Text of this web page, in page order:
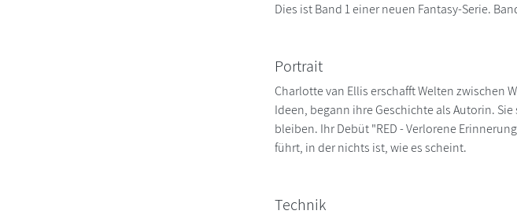
Dies ist Band 1 einer neuen Fantasy-Serie.
Portrait
Charlotte van Ellis erschafft Welten zwischen
Ideen, begann ihre Geschichte als Autorin.
bleiben. Ihr Debüt "RED - Verlorene
führt, in der nichts ist, wie es scheint.
Technik